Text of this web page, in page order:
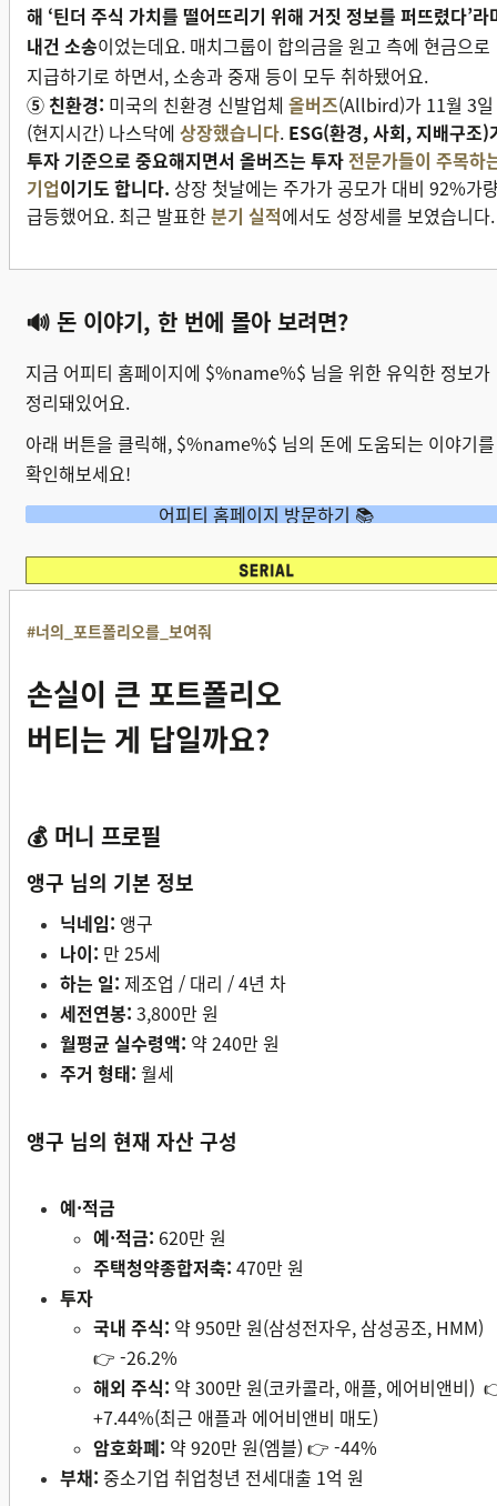
해 ‘틴더 주식 가치를 떨어뜨리기 위해 거짓 정보를 퍼뜨렸다’라
내건 소송이었는데요. 매치그룹이 합의금을 원고 측에 현금으로
지급하기로 하면서, 소송과 중재 등이 모두 취하됐어요.
⑤ 친환경: 미국의 친환경 신발업체 올버즈(Allbird)가 11월 3일
(현지시간) 나스닥에 상장했습니다. ESG(환경, 사회, 지배구조)
투자 기준으로 중요해지면서 올버즈는 투자전문가들이 주목하
기업이기도 합니다. 상장 첫날에는 주가가 공모가 대비 92%가
급등했어요. 최근 발표한분기 실적에서도 성장세를 보였습니
🔊 돈 이야기, 한 번에 몰아 보려면?
지금 어피티 홈페이지에 $%name%$ 님을 위한 유익한 정보가
정리돼있어요.
아래 버튼을 클릭해, $%name%$ 님의 돈에 도움되는 이야기를
확인해보세요!
어피티 홈페이지 방문하기 📚
#너의_포트폴리오를_보여줘
손실이 큰 포트폴리오
버티는 게 답일까요?
💰 머니 프로필
앵구 님의 기본 정보
닉네임: 앵구
나이: 만 25세
하는 일: 제조업 / 대리 / 4년 차
세전연봉: 3,800만 원
월평균 실수령액: 약 240만 원
주거 형태: 월세
앵구 님의 현재 자산 구성
예·적금
예·적금: 620만 원
주택청약종합저축: 470만 원
투자
국내 주식: 약 950만 원(삼성전자우, 삼성공조, HMM)
👉 -26.2%
해외 주식: 약 300만 원(코카콜라, 애플, 에어비앤비)
+7.44%(최근 애플과 에어비앤비 매도)
암호화폐: 약 920만 원(엠블) 👉 -44%
부채: 중소기업 취업청년 전세대출 1억 원